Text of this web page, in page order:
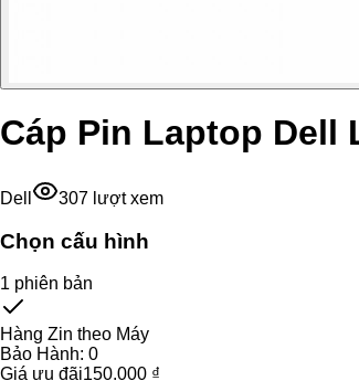
Cáp Pin Laptop Dell
Dell 307 lượt xem
Chọn cấu hình
1 phiên bản
Hàng Zin theo Máy
Bảo Hành: 0
Giá ưu đãi150.000 ₫